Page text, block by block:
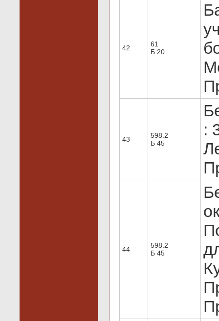
42
61
Б 20
43
598.2
Б 45
:
44
598.2
Б 45